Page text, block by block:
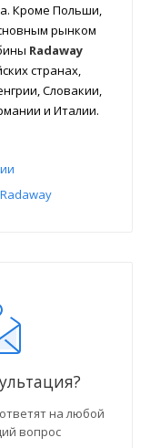
Кроме Польши,
рынком
Radaway
странах,
Словакии,
и Италии.
на любой
вопрос